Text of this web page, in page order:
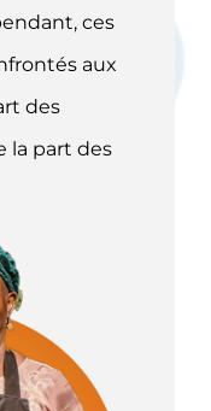
ces
aux
des
la part des